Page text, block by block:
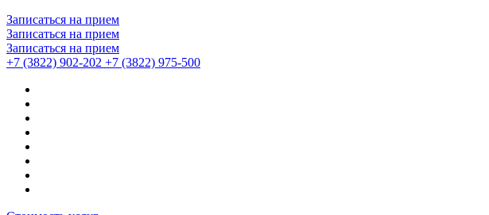
Записаться на прием
Записаться на прием
Записаться на прием
+7 (3822) 902-202 +7 (3822) 975-500